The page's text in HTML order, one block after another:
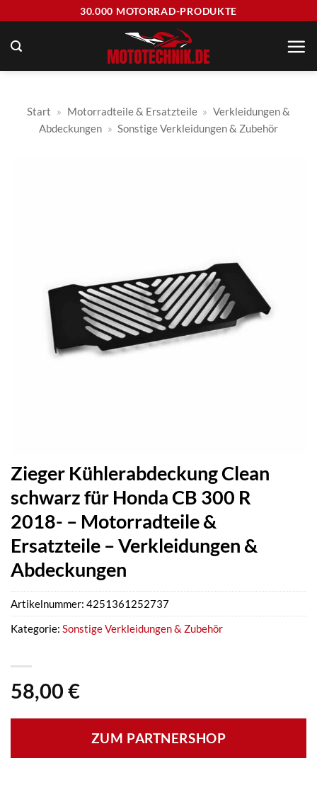
springen
30.000 MOTORRAD-PRODUKTE
Start » Motorradteile & Ersatzteile » Verkleidungen &
Abdeckungen » Sonstige Verkleidungen & Zubehör
Zieger Kühlerabdeckung Clean
schwarz für Honda CB 300 R
2018- – Motorradteile &
Ersatzteile – Verkleidungen &
Abdeckungen
58,00 €
ZUM PARTNERSHOP
Artikelnummer: 4251361252737
Kategorie: Sonstige Verkleidungen & Zubehör